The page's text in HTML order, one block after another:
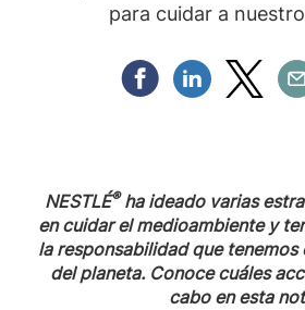
para cuidar a
Compartir Facebook
Compartir
NESTLÉ®ha ideado varias
en cuidar el medioambiente y
la responsabilidad que tenemos
del planeta. Conoce cuáles
cabo en esta